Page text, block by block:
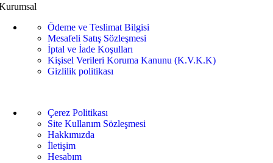
Ödeme ve Teslimat Bilgisi
Mesafeli Satış Sözleşmesi
İptal ve İade Koşulları
Kişisel Verileri Koruma Kanunu (K.V.K.K)
Gizlilik politikası
Çerez Politikası
Site Kullanım Sözleşmesi
Hakkımızda
İletişim
Hesabım